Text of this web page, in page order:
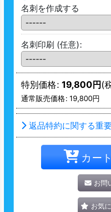
名刺を作成
名刺印刷 (任意):
特別価格: 19,800円(
通常販売価格: 19,800円
返品特約に関する重
カー
お問
お気